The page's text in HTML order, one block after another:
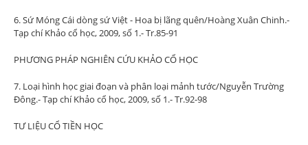
6. Sứ Móng Cái dòng sứ Việt - Hoa bị lãng quên/Hoàng Xuân Chinh.-
Tạp chí Khảo cổ học, 2009, số 1.- Tr.85-91
PHƯƠNG PHÁP NGHIÊN CỨU KHẢO CỔ HỌC
7. Loại hình học giai đoạn và phân loại mảnh tước/Nguyễn Trường
Đông.- Tạp chí Khảo cổ học, 2009, số 1.- Tr.92-98
TƯ LIỆU CỔ TIỀN HỌC